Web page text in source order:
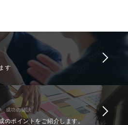
す
功の秘訣
のポイントをご紹介します。